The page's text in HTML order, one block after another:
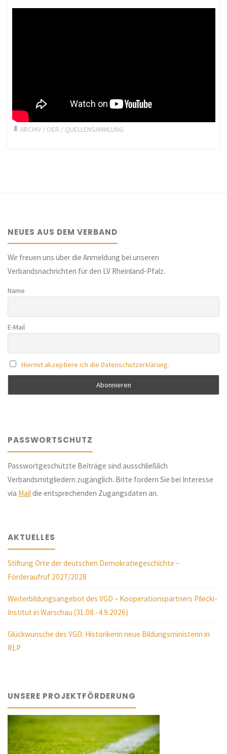
ARCHIV / OER / QUELLENSAMMLUNG
NEUES AUS DEM VERBAND
Wir freuen uns über die Anmeldung bei unseren
Verbandsnachrichten für den LV Rheinland-Pfalz.
Name
E-Mail
Hiermit akzeptiere ich die Datenschutzerklärung.
PASSWORTSCHUTZ
Passwortgeschützte Beiträge sind ausschließlich
Verbandsmitgliedern zugänglich. Bitte fordern Sie bei Interesse
via Maildie entsprechenden Zugangsdaten an.
AKTUELLES
Stiftung Orte der deutschen Demokratiegeschichte –
Förderaufruf 2027/2028
Weiterbildungsangebot des VGD – Kooperationspartners Pilecki-
Institut in Warschau (31.08.-4.9.2026)
Glückwünsche des VGD: Historikerin neue Bildungsministerin in
RLP
UNSERE PROJEKTFÖRDERUNG